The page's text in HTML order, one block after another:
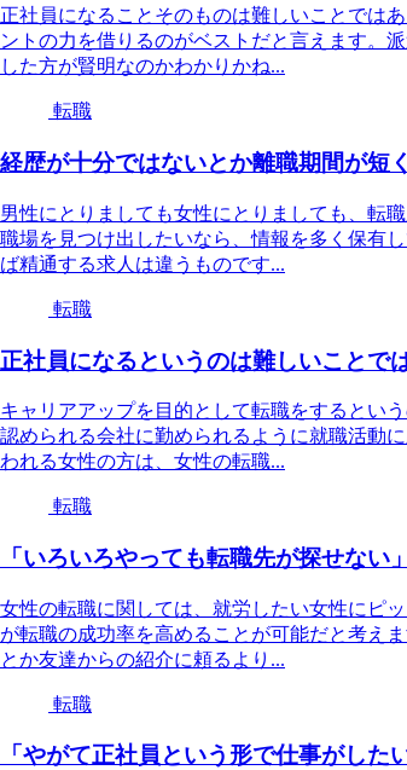
正社員になることそのものは難しいことでは
ントの力を借りるのがベストだと言えます。
した方が賢明なのかわかりかね...
転職
経歴が十分ではないとか離職期間が短
男性にとりましても女性にとりましても、転
職場を見つけ出したいなら、情報を多く保有
ば精通する求人は違うものです...
転職
正社員になるというのは難しいことで
キャリアアップを目的として転職をするとい
認められる会社に勤められるように就職活動
われる女性の方は、女性の転職...
転職
「いろいろやっても転職先が探せない
女性の転職に関しては、就労したい女性にピ
が転職の成功率を高めることが可能だと考え
とか友達からの紹介に頼るより...
転職
「やがて正社員という形で仕事がし